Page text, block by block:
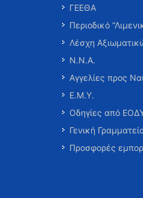
ΓΕΕΘΑ
Περιοδικό
Λέσχη
Ν.Ν.Α.
Αγγελίες προς
Ε.Μ.Υ.
Οδηγίες από
Γενική
Προσφορές